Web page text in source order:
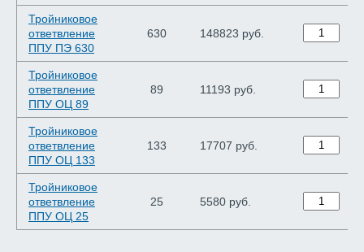
Тройниковое
ответвление
ППУ ПЭ 630
630 148823 руб.
Тройниковое
ответвление
ППУ ОЦ 89
89 11193 руб.
Тройниковое
ответвление
ППУ ОЦ 133
133 17707 руб.
Тройниковое
ответвление
ППУ ОЦ 25
25 5580 руб.